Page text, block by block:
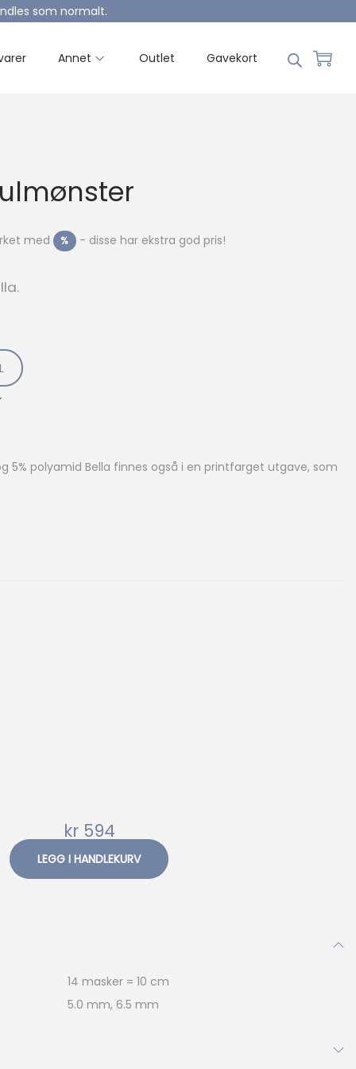
som normalt.
Annet Outlet Gavekort
med % - disse har ekstra god pris!
5% polyamid Bella finnes også i en printfarget utgave, som
kr594
LEGG I HANDLEKURV
14 masker = 10 cm
5.0 mm, 6.5 mm